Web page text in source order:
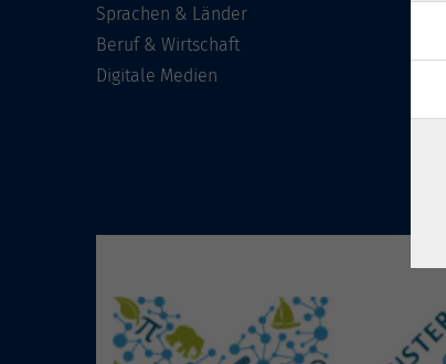
Sprachen & Länder
Beruf & Wirtschaft
Digitale Medien